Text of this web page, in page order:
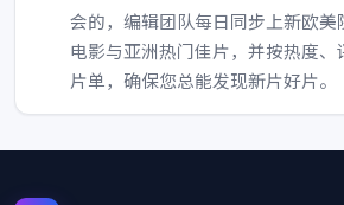
会的，编辑团队每日同步上新欧美
电影与亚洲热门佳片，并按热度
片单，确保您总能发现新片好片。